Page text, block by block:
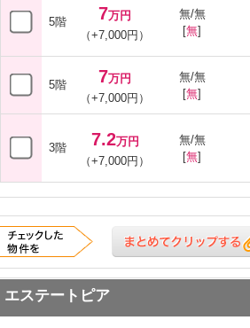
5階 7万円
（+7,000円）
無/無
[無]
5階 7万円
（+7,000円）
無/無
[無]
3階 7.2万円
（+7,000円）
無/無
[無]
エステートピア